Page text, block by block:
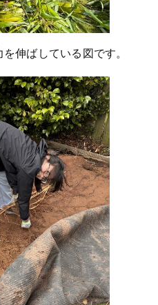
伸ばしている図です。